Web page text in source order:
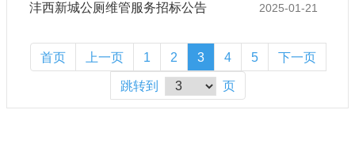
2025-01-21
沣西新城公厕维管服务招标公告
首页 上一页 1 2 3 4 5 下一页
跳转到 页